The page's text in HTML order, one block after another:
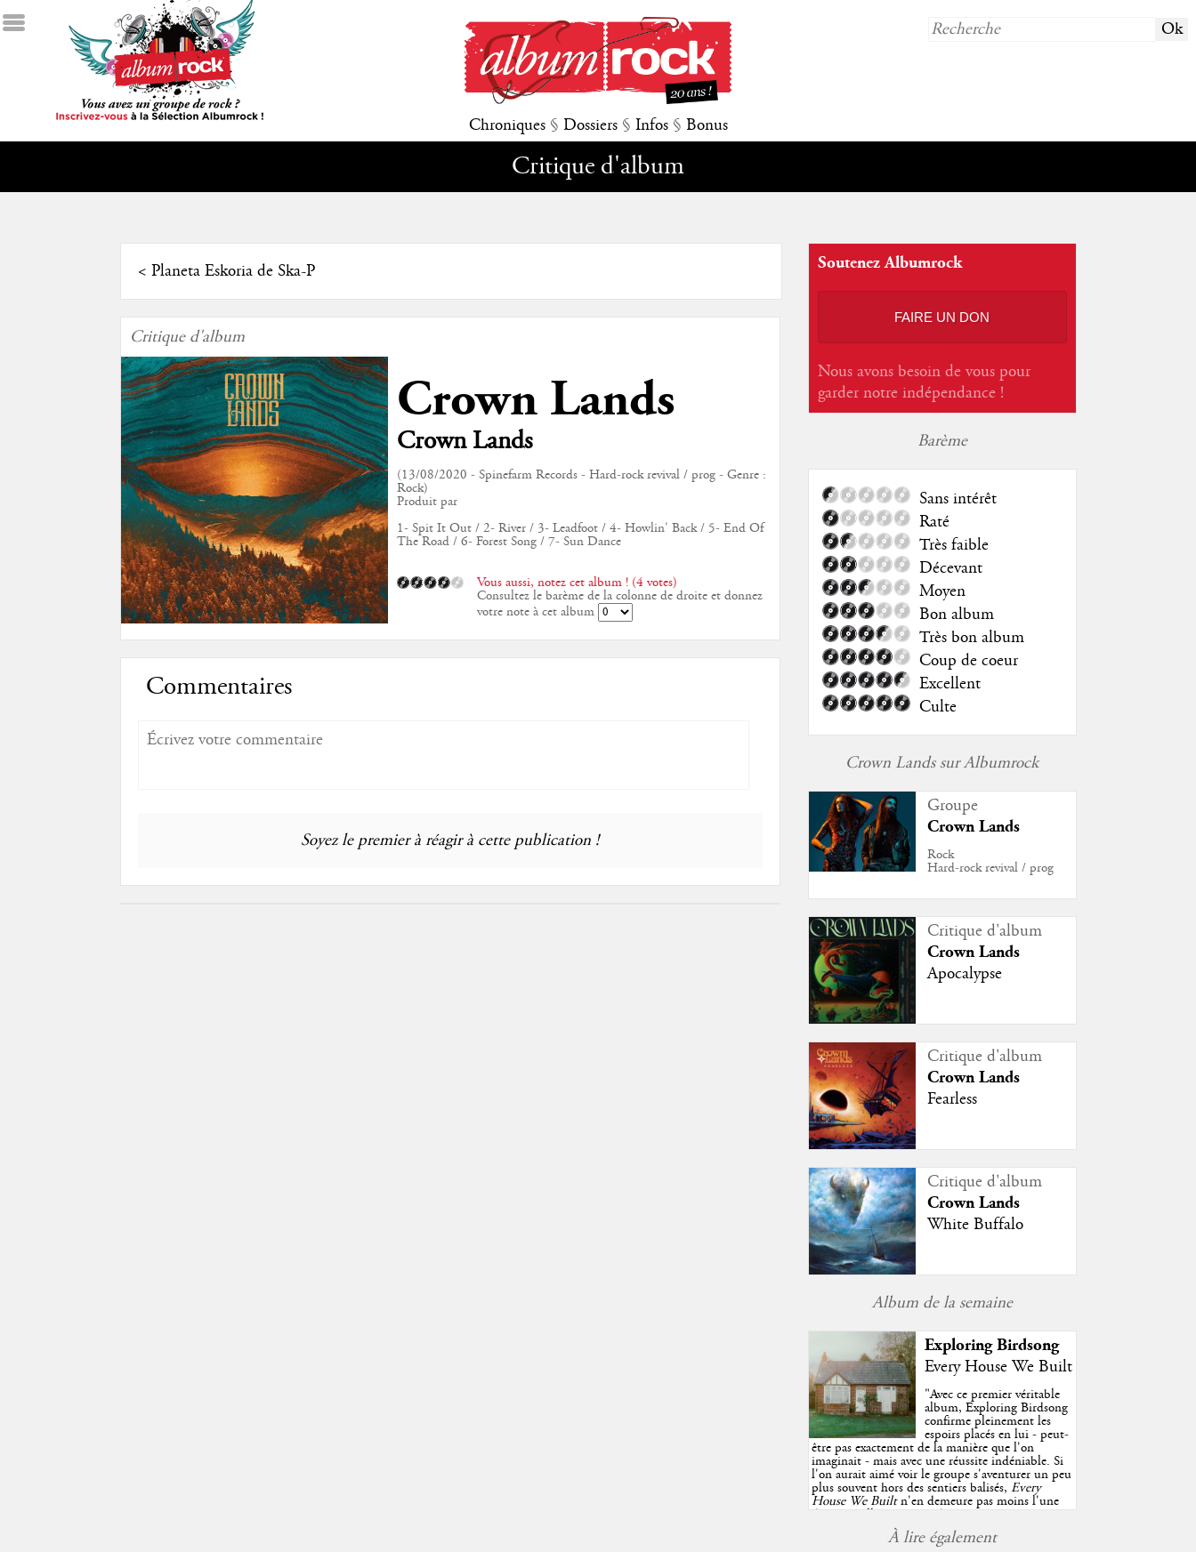
Chroniques § Dossiers § Infos § Bonus
Critique d'album
< Planeta Eskoria de Ska-P
Critique d'album
Crown Lands
Crown Lands
(13/08/2020 - Spinefarm Records - Hard-rock revival / prog - Genre :
Rock)
Produit par
1- Spit It Out / 2- River / 3- Leadfoot / 4- Howlin' Back / 5- End Of
The Road / 6- Forest Song / 7- Sun Dance
Vous aussi, notez cet album ! (4 votes)
Consultez le barème de la colonne de droite et donnez
votre note à cet album
Commentaires
Soyez le premier à réagir à cette publication !
Soutenez Albumrock
FAIRE UN DON
Nous avons besoin de vous pour
garder notre indépendance !
Barème
Sans intérêt
Raté
Très faible
Décevant
Moyen
Bon album
Très bon album
Coup de coeur
Excellent
Culte
Crown Lands sur Albumrock
Groupe
Crown Lands
Rock
Hard-rock revival / prog
Critique d'album
Crown Lands
Apocalypse
Critique d'album
Crown Lands
Fearless
Critique d'album
Crown Lands
White Buffalo
Album de la semaine
Exploring Birdsong
Every House We Built
"Avec ce premier véritable
album, Exploring Birdsong
confirme pleinement les
espoirs placés en lui - peut-
être pas exactement de la manière que l'on
imaginait - mais avec une réussite indéniable. Si
l'on aurait aimé voir le groupe s'aventurer un peu
plus souvent hors des sentiers balisés,Every
House We Builtn'en demeure pas moins l'une
des très belles surprises de cette année, porté par
plusieurs morceaux qui trouveront sans difficulté
une place de choix dans vos playlists estivales.
À lire également